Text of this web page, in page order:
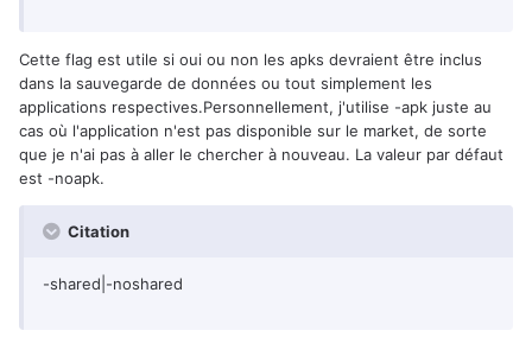
Cette flag est utile si oui ou non les apks devraient être inclus
dans la sauvegarde de données ou tout simplement les
applications respectives.Personnellement, j'utilise -apk juste au
cas où l'application n'est pas disponible sur le market, de sorte
que je n'ai pas à aller le chercher à nouveau. La valeur par défaut
est -noapk.
Citation
-shared|-noshared